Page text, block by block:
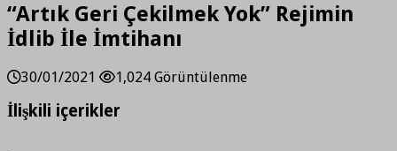
“Artık Geri Çekilmek Yok” Rejimin
İdlib İle İmtihanı
30/01/2021 1,024 Görüntülenme
İlişkili içerikler